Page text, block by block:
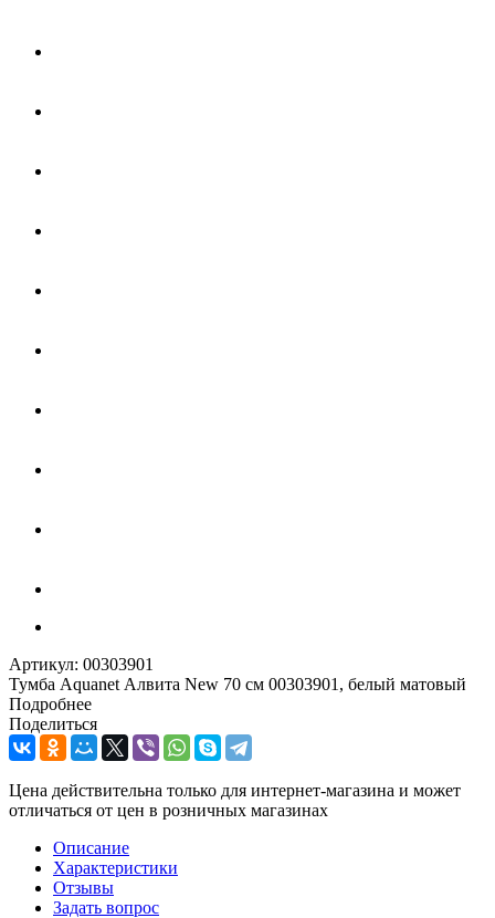
Артикул: 00303901
Тумба Aquanet Алвита New 70 см 00303901, белый матовый
Подробнее
Поделиться
Цена действительна только для интернет-магазина и может
отличаться от цен в розничных магазинах
Описание
Характеристики
Отзывы
Задать вопрос